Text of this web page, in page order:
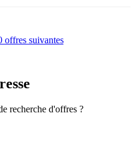
offres suivantes
recherche d'offres ?